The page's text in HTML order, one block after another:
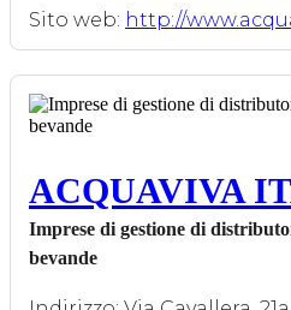
Sito web: http://
ACQUAVIVA
Imprese di gestione di
bevande